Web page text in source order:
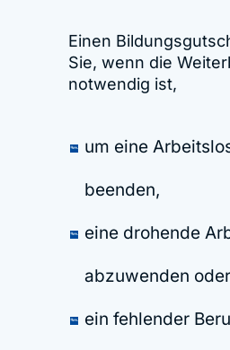
Einen
Sie, wenn die
notwendig ist,
um eine
beenden,
eine drohende
abzuwenden oder
ein fehlender